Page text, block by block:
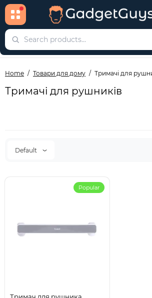
Home Товари для дому Тримачі для
Тримачі для рушників
Default
Popular